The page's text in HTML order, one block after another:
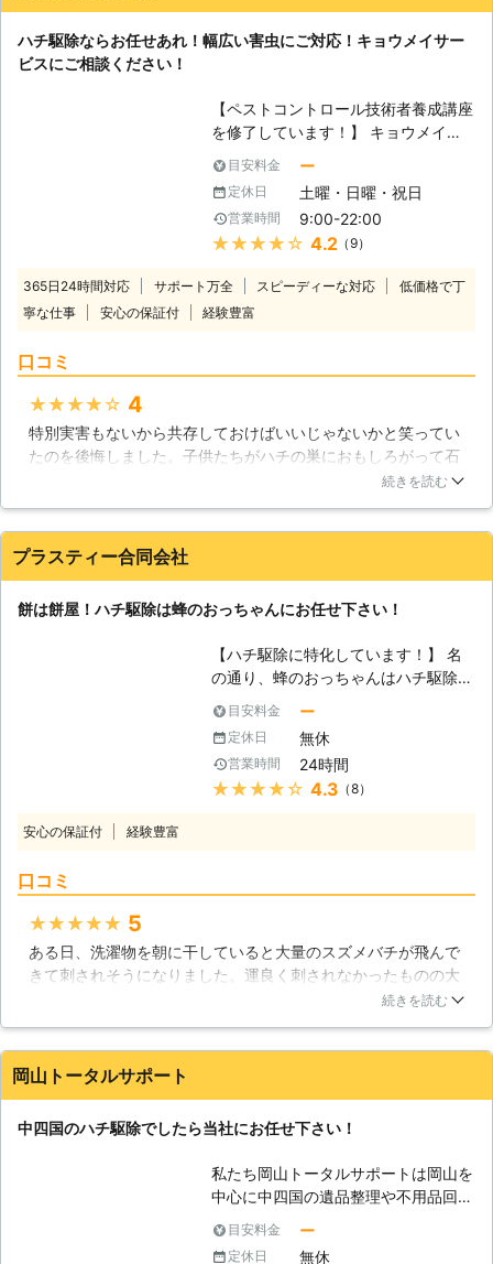
度駆除したがまた再発して困ってい
はアフターフォローにも力を入れてい
るので、ぜひ一度他社と比較してみて
ください。 ご自身では手に負えない
と思われたらぜひお電話ください。ご
満足いていただける対策をする自信が
あります。本年度もシーズン中は月間
100件以上の実績で皆様にご満足をい
ただけました。
ハチ駆除ならお任せあれ！幅広い害虫にご対応！キョウメイサー
ビスにご相談ください！
【ペストコントロール技術者養成講座
を修了しています！】 キョウメイサ
ービスは半年に渡って、様々な害虫・
害獣を防除するペストコントロールオ
ペレーターの講座を受け、修了してい
ます。有害な害虫の中にはハチだけで
なく、ゴキブリやネズミなどの不快害
様々な多様な害虫の生態などを知るこ
とにより、さらに素早く確実な対応、
然界において花々の受粉などにも携わ
っており、ハチが絶滅してしまえば私
達人間も絶滅してしまうと言われるほ
に強い毒性を持ち、刺された後はアナ
え、毎年死傷者が耐えません。そんな
危険なハチ駆除はすぐにでもしたいも
のですが、巣が大きいと駆除するのも
命がけです。 私達はハチ駆除に対す
る確実な対処法を身につけております
ので、危険だと思った時はすぐにご用
ーな施工はもちろんのこと、施工前の
急のご対応も可能です。ハチ駆除には
危険が伴います。危険だと思われる際
はまずご相談ください。
目安料金 ー
定休日 土曜・日曜・祝日
営業時間 9:00-22:00
★★★★★ 4.2 （9）
365日24時間対応 サポート万全 スピーディーな対応
低価格で丁
寧な仕事
安心の保証付 経験豊富
口コミ
★★★★★ 4
特別実害もないから共存しておけばいいじゃないかと笑ってい
たのを後悔しました。子供たちがハチの巣におもしろがって石
をぶつけたのです。ハチはものすごく怒ったようですごい数の
にハチをからかってはいけないと教えても分かりません。大人
が解決しておく問題だったと反省しています。今はすでに駆除
います。
2016年12月15日
続きを読む
プラスティー合同会社
餅は餅屋！ハチ駆除は蜂のおっちゃんにお任せ下さい！
【ハチ駆除に特化しています！】 名
の通り、蜂のおっちゃんはハチ駆除に
特化しています！ある日突然大きなハ
チの巣を見つけてしまったり、ブンブ
ンと大量のハチが飛んでいるのを目撃
するのに何処にハチがいるのか分から
ない、そんな経験はありませんか？ハ
独自の捕獲方法で、生態系はもちろん
周囲に及ぼす被害などもしっかりと考
えながら駆除を行なうことが可能で
す！餅は餅屋と言いますが、ハチ駆除
は蜂のおっちゃんにお任せ下さい！
も違います。 ・ミツバチ 大人しい性
格ですが、巣にハチミツを蓄える習性
があるため、撤去時にはミツの撤去に
非常に手間取ります。 ・アシナガバ
チ こちらも大人しい性格ですが、巣
に近づくと攻撃してくることがありま
す。巣は軒下や庭に植えてある木な
目安料金 ー
定休日 無休
営業時間 24時間
★★★★★ 4.3 （8）
安心の保証付 経験豊富
口コミ
★★★★★ 5
ある日、洗濯物を朝に干していると大量のスズメバチが飛んで
きて刺されそうになりました。運良く刺されなかったものの大
きな蜂だったので、業者に調べてもらうことにしました。心配
ズメバチの巣と10匹以上の蜂を駆除できました。蜂が再発生し
た場合も1か月の保証がついているようなので安心して暮らせ
続きを読む
岡山トータルサポート
中四国のハチ駆除でしたら当社にお任せ下さい！
私たち岡山トータルサポートは岡山を
中心に中四国の遺品整理や不用品回収
を行い、数多くのご依頼を解決してお
ります。ゴミ屋敷の整理といった現場
目安料金 ー
定休日 無休